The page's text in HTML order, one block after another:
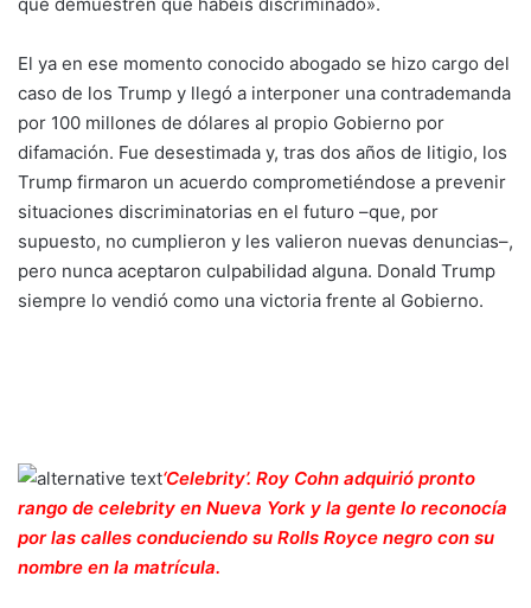
El ya en ese momento conocido abogado se hizo cargo del
caso de los Trump y llegó a interponer una contrademanda
por 100 millones de dólares al propio Gobierno por
difamación. Fue desestimada y, tras dos años de litigio, los
Trump firmaron un acuerdo comprometiéndose a prevenir
situaciones discriminatorias en el futuro –que, por
supuesto, no cumplieron y les valieron nuevas denuncias–,
pero nunca aceptaron culpabilidad alguna. Donald Trump
siempre lo vendió como una victoria frente al Gobierno.
‘Celebrity’. Roy Cohn adquirió pronto
rango de celebrity en Nueva York y la gente lo reconocía
por las calles conduciendo su Rolls Royce negro con su
nombre en la matrícula.